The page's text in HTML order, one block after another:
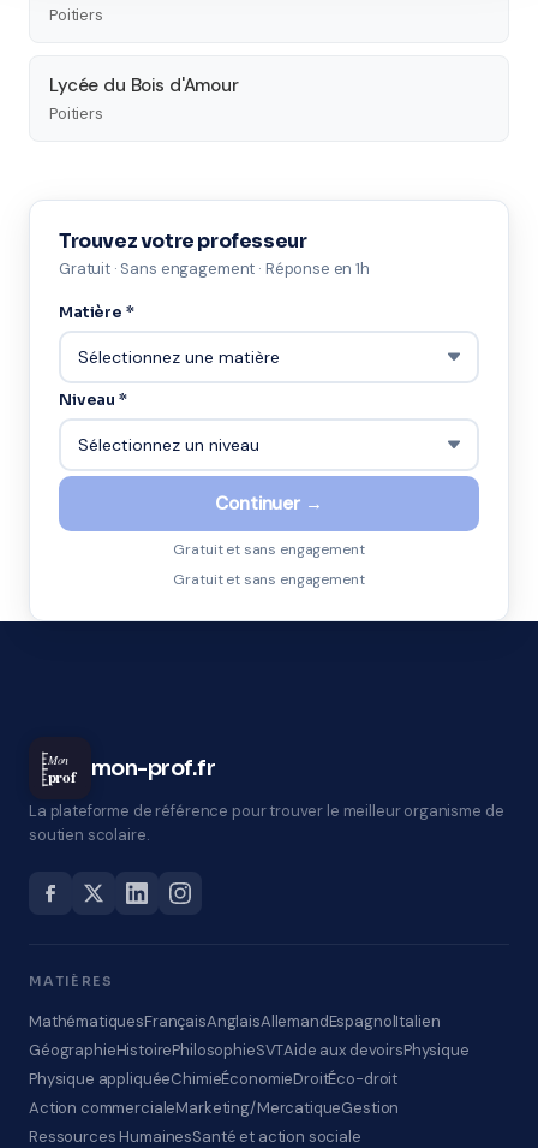
Poitiers
Lycée du Bois d'Amour
Poitiers
Trouvez votre professeur
Gratuit · Sans engagement · Réponse en 1h
Matière *
Niveau *
Continuer →
Gratuit et sans engagement
Gratuit et sans engagement
Mon
prof mon-prof.fr
La plateforme de référence pour trouver le meilleur organisme de
soutien scolaire.
MATIÈRES
MathématiquesFrançaisAnglaisAllemandEspagnolItalien
GéographieHistoirePhilosophieSVTAide aux devoirsPhysique
Physique appliquéeChimieÉconomieDroitÉco-droit
Action commercialeMarketing/MercatiqueGestion
Ressources HumainesSanté et action sociale